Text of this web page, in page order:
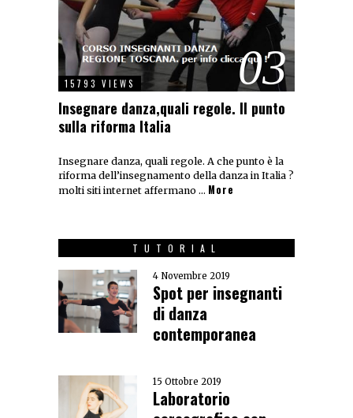
03
15793 VIEWS
Insegnare danza,quali regole. Il punto
sulla riforma Italia
Insegnare danza, quali regole. A che punto è la
riforma dell’insegnamento della danza in Italia ?
molti siti internet affermano … More
TUTORIAL
4 Novembre 2019
Spot per insegnanti
di danza
contemporanea
15 Ottobre 2019
Laboratorio